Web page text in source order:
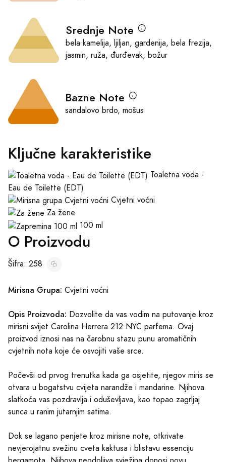
Srednje Note
bela kamelija, ljiljan, gardenija, bela frezija,
jasmin, ruža, đurđevak, božur
Bazne Note
sandalovo brdo, mošus
Ključne karakteristike
Toaletna voda -
Eau de Toilette (EDT)
Cvjetni voćni
Za žene
100 ml
O Proizvodu
Šifra: 258
Mirisna Grupa: Cvjetni voćni
Opis Proizvoda: Dozvolite da vas vodim na putovanje kroz
mirisni svijet Carolina Herrera 212 NYC parfema. Ovaj
proizvod iznosi nas na čarobnu stazu punu aromatičnih
cvjetnih nota koje će osvojiti vaše srce.
Počevši od prvog trenutka kada ga osjetite, njegov miris se
otvara u bogatstvu cvijeta narandže i mandarine. Njihova
slatkoća vas pozdravlja i oduševljava, kao topao zagrljaj
sunca u ranim jutarnjim satima.
Dok se lagano penjete kroz mirisne note, otkrivate
nevjerojatnu svežinu cveta kaktusa i blistavu essenciju